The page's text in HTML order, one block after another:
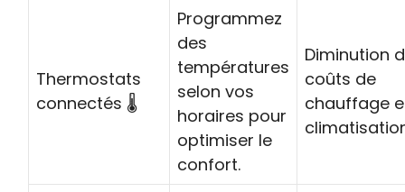
Thermostats
connectés 🌡️
Programmez
des
températures
selon vos
horaires pour
optimiser le
confort.
Diminution
coûts de
chauffage